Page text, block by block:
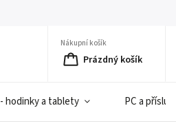
Nákupní košík
Prázdný košík
hodinky a tablety PC a